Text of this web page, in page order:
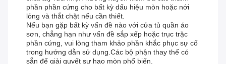
phần phần cứng cho bất kỳ dấu hiệu mòn hoặc nới
lỏng và thắt chặt nếu cần thiết.
Nếu bạn gặp bất kỳ vấn đề nào với cửa tủ quần áo
sơn, chẳng hạn như vấn đề sắp xếp hoặc trục trặc
phần cứng, vui lòng tham khảo phần khắc phục sự cố
trong hướng dẫn sử dụng.Các bộ phận thay thế có
sẵn để giải quyết sự hao mòn phổ biến.